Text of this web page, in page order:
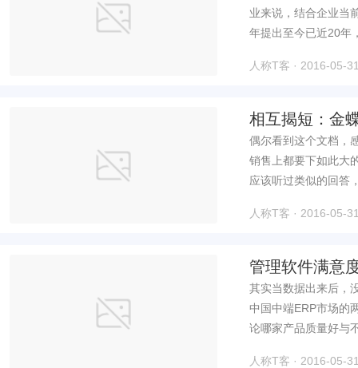
业来说，结合企业当前现
年提出至今已近20年
人称T客 · 2016-05-
相互揭短：金
偶尔看到这个文档，
销售上都要下如此大
应该听过类似的回答
人称T客 · 2016-05-
管理软件满意
其实当数据出来后，
中国中端ERP市场的
论哪家产品质量好与
人称T客 · 2016-05-